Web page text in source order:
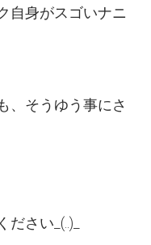
自身がスゴいナニ
、そうゆう事にさ
さい_(..)_